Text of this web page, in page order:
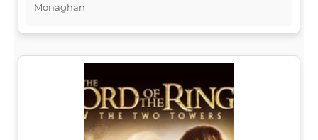
Monaghan